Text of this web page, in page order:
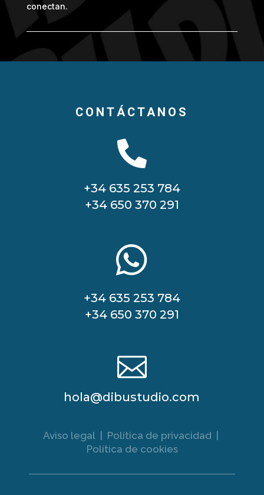
conectan.
CONTÁCTANOS

+34 635 253 784
+34 650 370 291

+34 635 253 784
+34 650 370 291

hola@dibustudio.com
Aviso legal | Política de privacidad |
Política de cookies